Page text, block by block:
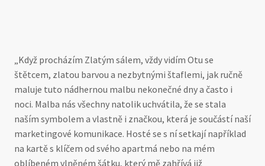
„Když procházím Zlatým sálem, vždy vidím Otu se
štětcem, zlatou barvou a nezbytnými štaflemi, jak ručně
maluje tuto nádhernou malbu nekonečné dny a často i
noci. Malba nás všechny natolik uchvátila, že se stala
naším symbolem a vlastně i značkou, která je součástí naší
marketingové komunikace. Hosté se s ní setkají například
na kartě s klíčem od svého apartmá nebo na mém
oblíbeném vlněném šátku, který mě zahřívá již